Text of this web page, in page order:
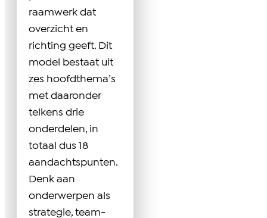
raamwerk dat
overzicht en
richting geeft. Dit
model bestaat uit
zes hoofdthema’s
met daaronder
telkens drie
onderdelen, in
totaal dus 18
aandachtspunten.
Denk aan
onderwerpen als
strategie, team-